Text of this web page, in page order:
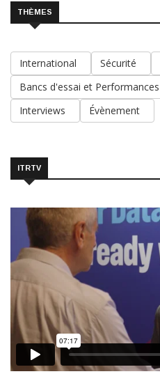
THÈMES
International Sécurité
Bancs d'essai et Performances
Interviews
Évènement
ITRTV